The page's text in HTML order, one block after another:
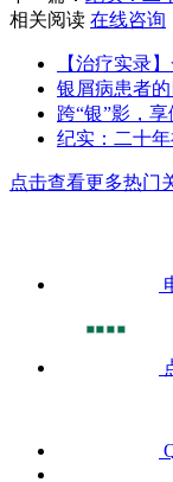
相关阅读 在线咨询
【治疗实录
银屑病患者
跨“银”影，
纪实：二十
点击查看更多热门